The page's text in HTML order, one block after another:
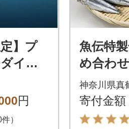
】プ
イビ
利用
円
）
魚伝特
め合わ
品人気
1 (冷凍)
神奈川県真
寄付金額